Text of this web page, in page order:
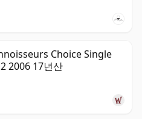
Choice Single
2006 17년산